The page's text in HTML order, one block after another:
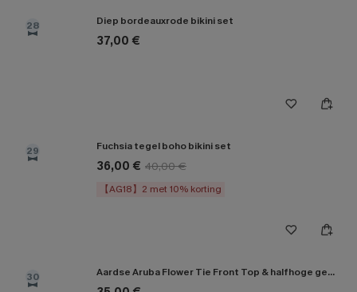
28 Diep bordeauxrode bikini set
37,00 €
29 Fuchsia tegel boho bikini set
36,00 € 40,00 €
【AG18】2 met 10% korting
30 Aardse Aruba Flower Tie Front Top & halfhoge gesmokte bikiniset